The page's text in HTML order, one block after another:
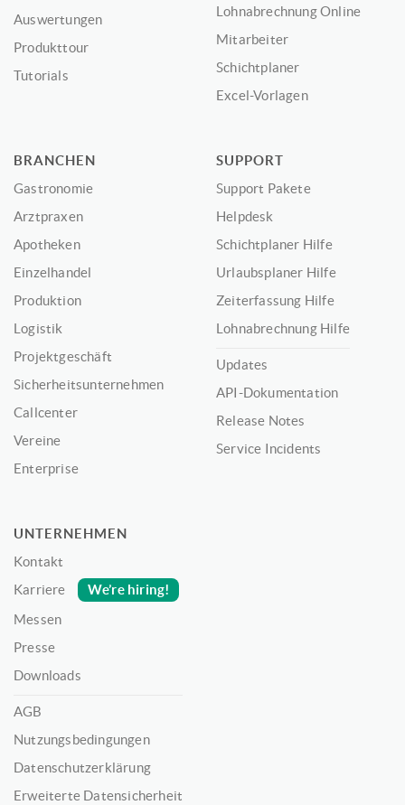
Auswertungen
Produkttour
Tutorials
Lohnabrechnung Online
Mitarbeiter
Schichtplaner
Excel-Vorlagen
BRANCHEN
Gastronomie
Arztpraxen
Apotheken
Einzelhandel
Produktion
Logistik
Projektgeschäft
Sicherheitsunternehmen
Callcenter
Vereine
Enterprise
SUPPORT
Support Pakete
Helpdesk
Schichtplaner Hilfe
Urlaubsplaner Hilfe
Zeiterfassung Hilfe
Lohnabrechnung Hilfe
Updates
API-Dokumentation
Release Notes
Service Incidents
UNTERNEHMEN
Kontakt
Karriere
We’re hiring!
Messen
Presse
Downloads
AGB
Nutzungsbedingungen
Datenschutzerklärung
Erweiterte Datensicherheit